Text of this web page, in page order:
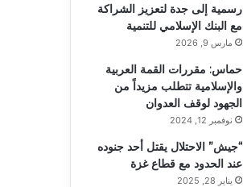
رسمية إلى جدة لتعزيز الشراكة
مع البنك الإسلامي للتنمية
مارس 9, 2026
حماس: مقررات القمة العربية
والإسلامية تتطلب مزيداً من
الجهود لوقف العدوان
نوفمبر 12, 2024
“جيش” الاحتلال يقتل أحد جنوده
عند الحدود مع قطاع غزة
يناير 28, 2025